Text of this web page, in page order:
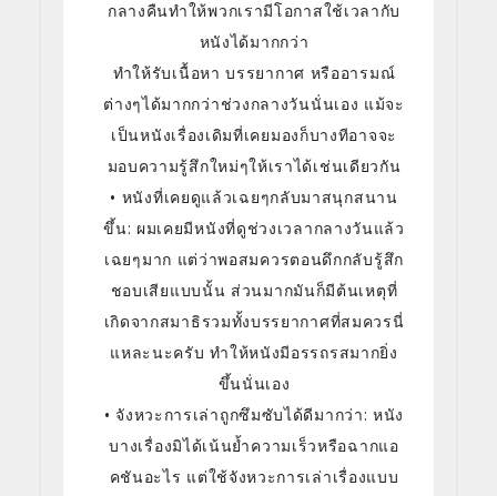
กลางคืนทำให้พวกเรามีโอกาสใช้เวลากับ
หนังได้มากกว่า
ทำให้รับเนื้อหา บรรยากาศ หรืออารมณ์
ต่างๆได้มากกว่าช่วงกลางวันนั่นเอง แม้จะ
เป็นหนังเรื่องเดิมที่เคยมองก็บางทีอาจจะ
มอบความรู้สึกใหม่ๆให้เราได้เช่นเดียวกัน
• หนังที่เคยดูแล้วเฉยๆกลับมาสนุกสนาน
ขึ้น: ผมเคยมีหนังที่ดูช่วงเวลากลางวันแล้ว
เฉยๆมาก แต่ว่าพอสมควรตอนดึกกลับรู้สึก
ชอบเสียแบบนั้น ส่วนมากมันก็มีต้นเหตุที่
เกิดจากสมาธิรวมทั้งบรรยากาศที่สมควรนี่
แหละนะครับ ทำให้หนังมีอรรถรสมากยิ่ง
ขึ้นนั่นเอง
• จังหวะการเล่าถูกซึมซับได้ดีมากว่า: หนัง
บางเรื่องมิได้เน้นย้ำความเร็วหรือฉากแอ
คชันอะไร แต่ใช้จังหวะการเล่าเรื่องแบบ